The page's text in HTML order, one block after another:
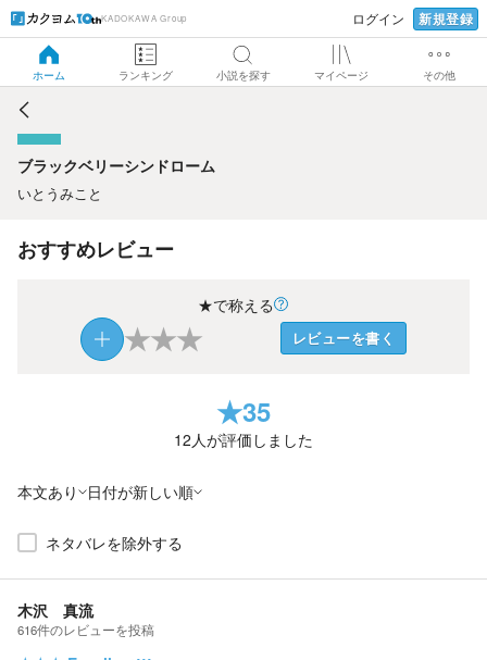
KADOKAWA Group ログイン 新規登録
ホーム ランキング 小説を探す マイページ その他
ブラックベリーシンドローム
ブラックベリーシンドローム
いとうみこと
おすすめレビュー
★で称える
★★★ レビューを書く
★35
12人が評価しました
本文あり 日付が新しい順
ネタバレを除外する
木沢 真流
616件のレビューを投稿